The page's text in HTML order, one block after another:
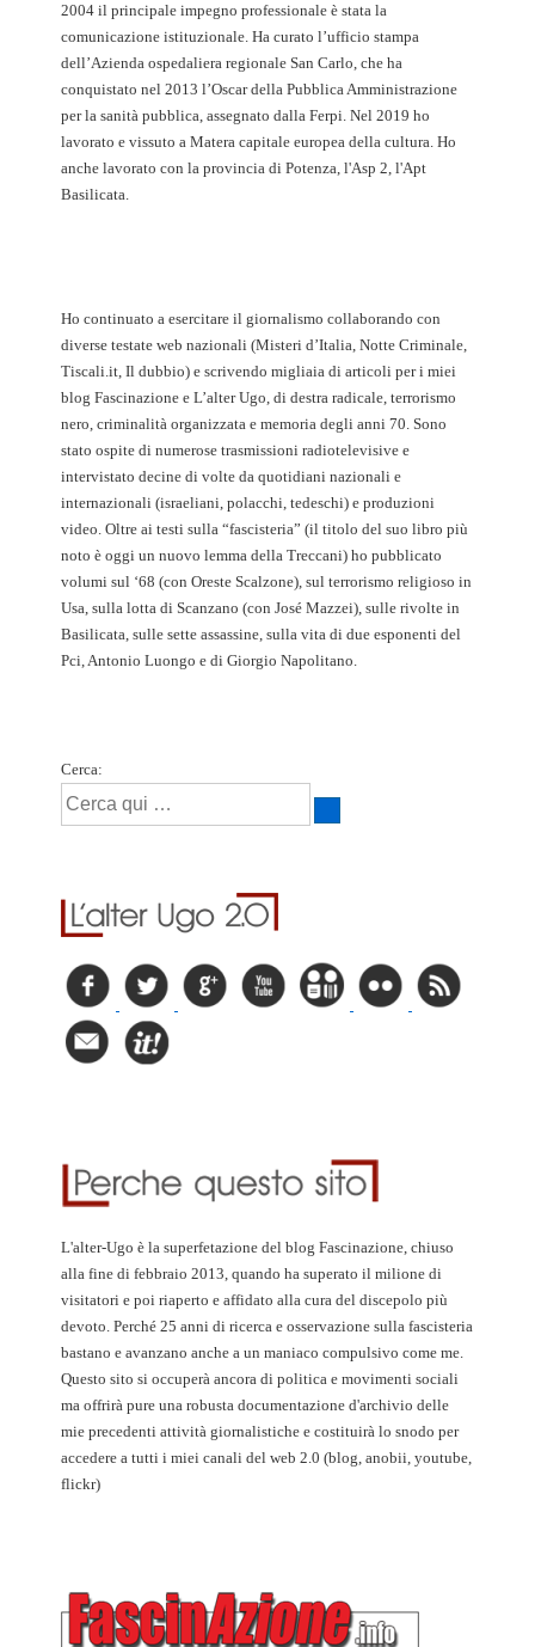
2004 il principale impegno professionale è stata la
comunicazione istituzionale. Ha curato l’ufficio stampa
dell’Azienda ospedaliera regionale San Carlo, che ha
conquistato nel 2013 l’Oscar della Pubblica Amministrazione
per la sanità pubblica, assegnato dalla Ferpi. Nel 2019 ho
lavorato e vissuto a Matera capitale europea della cultura. Ho
anche lavorato con la provincia di Potenza, l'Asp 2, l'Apt
Basilicata.
Ho continuato a esercitare il giornalismo collaborando con
diverse testate web nazionali (Misteri d’Italia, Notte Criminale,
Tiscali.it, Il dubbio) e scrivendo migliaia di articoli per i miei
blog Fascinazione e L’alter Ugo, di destra radicale, terrorismo
nero, criminalità organizzata e memoria degli anni 70. Sono
stato ospite di numerose trasmissioni radiotelevisive e
intervistato decine di volte da quotidiani nazionali e
internazionali (israeliani, polacchi, tedeschi) e produzioni
video. Oltre ai testi sulla “fascisteria” (il titolo del suo libro più
noto è oggi un nuovo lemma della Treccani) ho pubblicato
volumi sul ‘68 (con Oreste Scalzone), sul terrorismo religioso in
Usa, sulla lotta di Scanzano (con José Mazzei), sulle rivolte in
Basilicata, sulle sette assassine, sulla vita di due esponenti del
Pci, Antonio Luongo e di Giorgio Napolitano.
Cerca:
L'alter-Ugo è la superfetazione del blog Fascinazione, chiuso
alla fine di febbraio 2013, quando ha superato il milione di
visitatori e poi riaperto e affidato alla cura del discepolo più
devoto. Perché 25 anni di ricerca e osservazione sulla fascisteria
bastano e avanzano anche a un maniaco compulsivo come me.
Questo sito si occuperà ancora di politica e movimenti sociali
ma offrirà pure una robusta documentazione d'archivio delle
mie precedenti attività giornalistiche e costituirà lo snodo per
accedere a tutti i miei canali del web 2.0 (blog, anobii, youtube,
flickr)